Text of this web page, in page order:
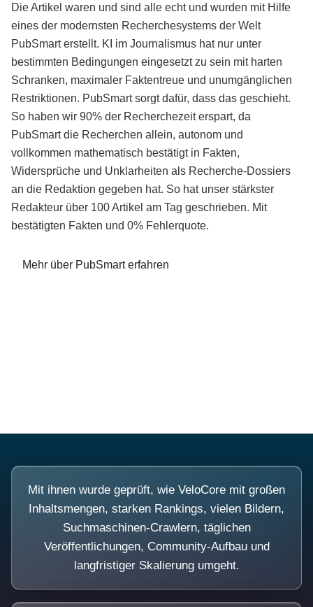
Die Artikel waren und sind alle echt und wurden mit Hilfe
eines der modernsten Recherchesystems der Welt
PubSmart erstellt. KI im Journalismus hat nur unter
bestimmten Bedingungen eingesetzt zu sein mit harten
Schranken, maximaler Faktentreue und unumgänglichen
Restriktionen. PubSmart sorgt dafür, dass das geschieht.
So haben wir 90% der Recherchezeit erspart, da
PubSmart die Recherchen allein, autonom und
vollkommen mathematisch bestätigt in Fakten,
Widersprüche und Unklarheiten als Recherche-Dossiers
an die Redaktion gegeben hat. So hat unser stärkster
Redakteur über 100 Artikel am Tag geschrieben. Mit
bestätigten Fakten und 0% Fehlerquote.
Mehr über PubSmart erfahren
Mit ihnen wurde geprüft, wie VeloCore mit großen
Inhaltsmengen, starken Rankings, vielen Bildern,
Suchmaschinen-Crawlern, täglichen
Veröffentlichungen, Community-Aufbau und
langfristiger Skalierung umgeht.